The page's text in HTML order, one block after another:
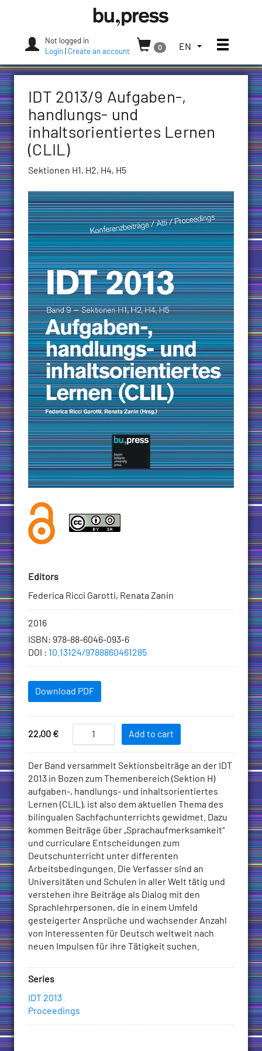
Press
Not logged in
Login
Create an account
0
TOGGLE
LANGUAGE
CURRENT
(UNITED
EN Toggle
IDT 2013/9 Aufgaben-,
handlungs- und
inhaltsorientiertes Lernen
(CLIL)
Sektionen H1, H2, H4, H5
Editors
Federica Ricci Garotti, Renata Zanin
Bibliographic
2016
ISBN : 978-88-6046-093-6
DOI
: 10.13124/9788860461285
Downloadables
Download PDF
Price
22,00 €
Add
to
Cart
2013/9
Aufgaben-,
handlungs-
und
inhaltsorientiertes
Lernen
(CLIL)
quantity
Add to cart
Description
Der Band versammelt Sektionsbeiträge an der IDT
2013 in Bozen zum Themenbereich (Sektion H)
aufgaben-, handlungs- und inhaltsorientiertes
Lernen (CLIL), ist also dem aktuellen Thema des
bilingualen Sachfachunterrichts gewidmet. Dazu
kommen Beiträge über „Sprachaufmerksamkeit“
und curriculare Entscheidungen zum
Deutschunterricht unter differenten
Arbeitsbedingungen. Die Verfasser sind an
Universitäten und Schulen in aller Welt tätig und
verstehen ihre Beiträge als Dialog mit den
Sprachlehrpersonen, die in einem Umfeld
gesteigerter Ansprüche und wachsender Anzahl
von Interessenten für Deutsch weltweit nach
neuen Impulsen für ihre Tätigkeit suchen.
Series
IDT 2013
Proceedings